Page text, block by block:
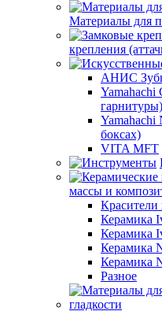
Материалы для
крепления
АНИС
Yamahachi
гарнитуры)
Yamahachi
боксах)
VITA MFT
массы и
Красители
Керамика
Керамика
Керамика
Керамика
Разное